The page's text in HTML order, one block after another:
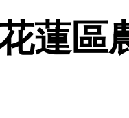
蓮區